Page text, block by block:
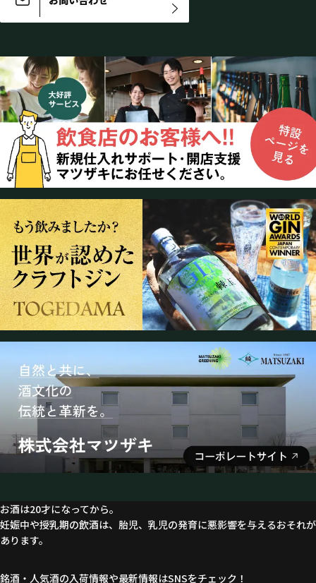
お酒は20才になってから。
妊娠中や授乳期の飲酒は、胎児、乳児の発育に悪影響を与えるおそれが
あります。
銘酒・人気酒の入荷情報や最新情報はSNSをチェック！